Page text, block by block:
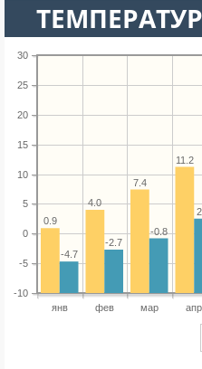
янв фев мар апр
-10
-5
0
5
10
15
20
25
30
11.2
7.4
4.0
0.9
-0.8
-2.7
-4.7